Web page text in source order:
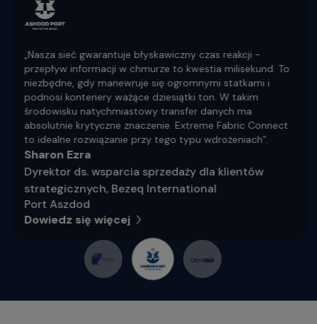
„Nasza sieć gwarantuje błyskawiczny czas reakcji -
przepływ informacji w chmurze to kwestia milisekund. To
niezbędne, gdy manewruje się ogromnymi statkami i
podnosi kontenery ważące dziesiątki ton. W takim
środowisku natychmiastowy transfer danych ma
absolutnie krytyczne znaczenie. Extreme Fabric Connect
to idealne rozwiązanie przy tego typu wdrożeniach”.
Sharon Ezra
Dyrektor ds. wsparcia sprzedaży dla klientów
strategicznych, Bezeq International
Port Aszdod
Dowiedz się więcej